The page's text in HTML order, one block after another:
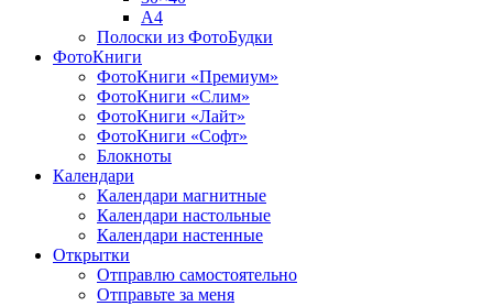
A4
Полоски из ФотоБудки
ФотоКниги
ФотоКниги «Премиум»
ФотоКниги «Слим»
ФотоКниги «Лайт»
ФотоКниги «Софт»
Блокноты
Календари
Календари магнитные
Календари настольные
Календари настенные
Открытки
Отправлю самостоятельно
Отправьте за меня